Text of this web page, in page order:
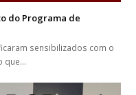
do Programa de
sensibilizados com o
que…